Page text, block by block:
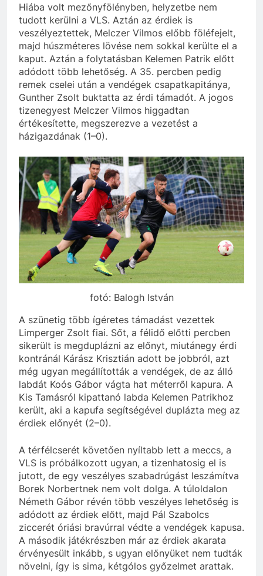
Hiába volt mezőnyfölényben, helyzetbe nem
tudott kerülni a VLS. Aztán az érdiek is
veszélyeztettek, Melczer Vilmos előbb föléfejelt,
majd húszméteres lövése nem sokkal kerülte el a
kaput. Aztán a folytatásban Kelemen Patrik előtt
adódott több lehetőség. A 35. percben pedig
remek cselei után a vendégek csapatkapitánya,
Gunther Zsolt buktatta az érdi támadót. A jogos
tizenegyest Melczer Vilmos higgadtan
értékesítette, megszerezve a vezetést a
házigazdának (1–0).
fotó: Balogh István
A szünetig több ígéretes támadást vezettek
Limperger Zsolt fiai. Sőt, a félidő előtti percben
sikerült is megduplázni az előnyt, miutánegy érdi
kontránál Kárász Krisztián adott be jobbról, azt
még ugyan megállították a vendégek, de az álló
labdát Koós Gábor vágta hat méterről kapura. A
Kis Tamásról kipattanó labda Kelemen Patrikhoz
került, aki a kapufa segítségével duplázta meg az
érdiek előnyét (2–0).
A térfélcserét követően nyíltabb lett a meccs, a
VLS is próbálkozott ugyan, a tizenhatosig el is
jutott, de egy veszélyes szabadrúgást leszámítva
Borek Norbertnek nem volt dolga. A túloldalon
Németh Gábor révén több veszélyes lehetőség is
adódott az érdiek előtt, majd Pál Szabolcs
ziccerét óriási bravúrral védte a vendégek kapusa.
A második játékrészben már az érdiek akarata
érvényesült inkább, s ugyan előnyüket nem tudták
növelni, így is sima, kétgólos győzelmet arattak.